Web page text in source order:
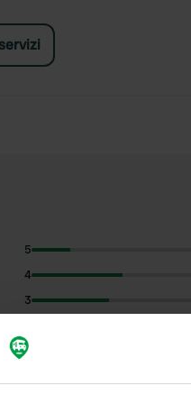
5
4
3
1
cui desideri leggere le